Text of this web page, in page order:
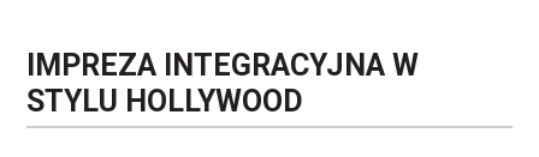
IMPREZA INTEGRACYJNA W
STYLU HOLLYWOOD